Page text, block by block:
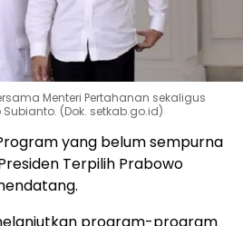
Menteri Pertahanan sekaligus
Subianto. (Dok. setkab.go.id)
yang belum sempurna
Terpilih Prabowo